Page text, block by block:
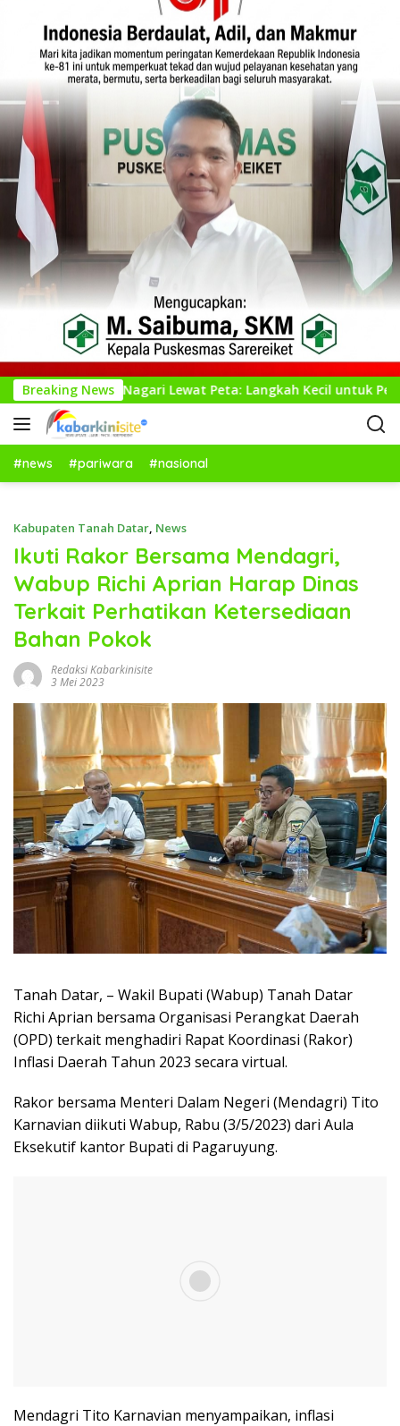
Breaking News
Nagari Lewat Peta: Langkah Kecil untuk Perencanaan
#news #pariwara #nasional
Kabupaten Tanah Datar, News
Ikuti Rakor Bersama Mendagri,
Wabup Richi Aprian Harap Dinas
Terkait Perhatikan Ketersediaan
Bahan Pokok
Redaksi Kabarkinisite
3 Mei 2023
Tanah Datar, – Wakil Bupati (Wabup) Tanah Datar
Richi Aprian bersama Organisasi Perangkat Daerah
(OPD) terkait menghadiri Rapat Koordinasi (Rakor)
Inflasi Daerah Tahun 2023 secara virtual.
Rakor bersama Menteri Dalam Negeri (Mendagri) Tito
Karnavian diikuti Wabup, Rabu (3/5/2023) dari Aula
Eksekutif kantor Bupati di Pagaruyung.
Mendagri Tito Karnavian menyampaikan, inflasi